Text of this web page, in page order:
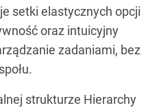
setki elastycznych opcji
oraz intuicyjny
zadaniami, bez
strukturze Hierarchy